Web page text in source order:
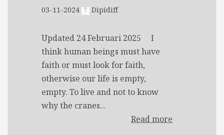
03-11-2024 Dipidiff
Updated 24 Februari 2025 I
think human beings must have
faith or must look for faith,
otherwise our life is empty,
empty. To live and not to know
why the cranes...
Read more